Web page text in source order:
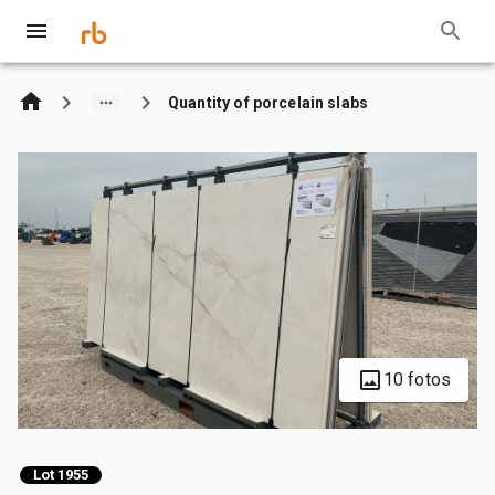
Quantity of porcelain slabs
10 fotos
Lot 1955